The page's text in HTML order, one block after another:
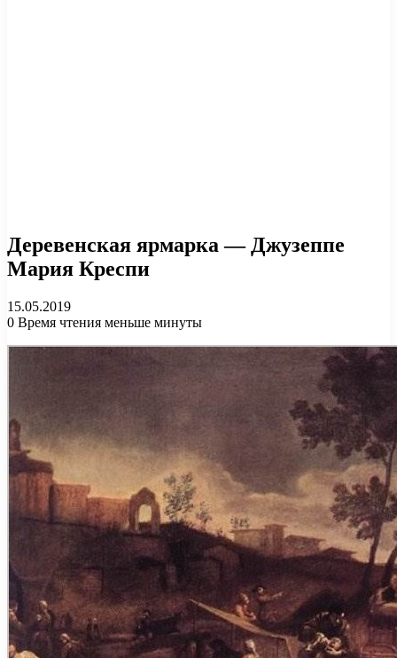
Деревенская ярмарка — Джузеппе
Мария Креспи
15.05.2019
0 Время чтения меньше минуты